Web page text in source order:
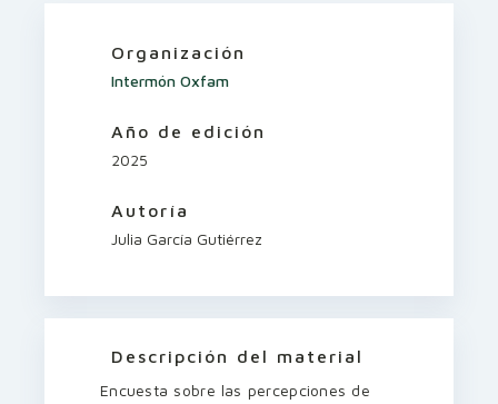
Organización
Intermón Oxfam
Año de edición
2025
Autoría
Julia García Gutiérrez
Descripción del material
Encuesta sobre las percepciones de